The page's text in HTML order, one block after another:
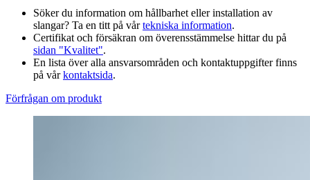
Söker du information om hållbarhet eller installation av
slangar? Ta en titt på vårtekniska information.
Certifikat och försäkran om överensstämmelse hittar du på
sidan "Kvalitet".
En lista över alla ansvarsområden och kontaktuppgifter finns
på vårkontaktsida.
Förfrågan om produkt